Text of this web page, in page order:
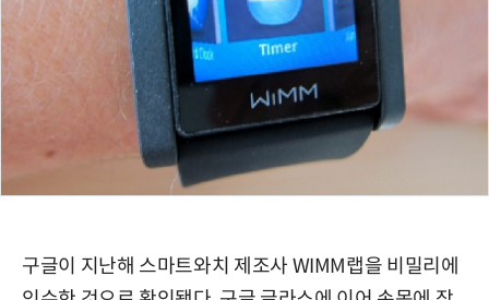
구글이 지난해 스마트와치 제조사 WIMM랩을 비밀리에